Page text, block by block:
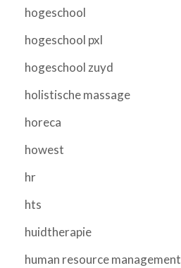
hogeschool
hogeschool pxl
hogeschool zuyd
holistische massage
horeca
howest
hr
hts
huidtherapie
human resource management